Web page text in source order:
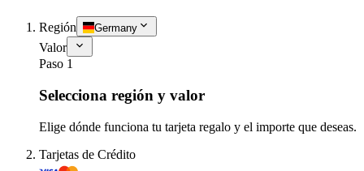
Región Germany
Valor
Paso 1
Selecciona región y valor
Elige dónde funciona tu tarjeta regalo y el importe que deseas.
Tarjetas de Crédito